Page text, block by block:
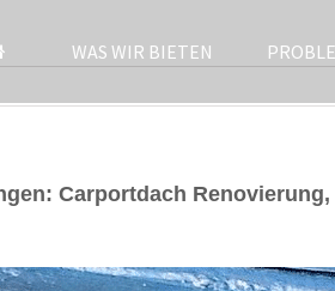
WAS WIR BIETEN
Carportdach